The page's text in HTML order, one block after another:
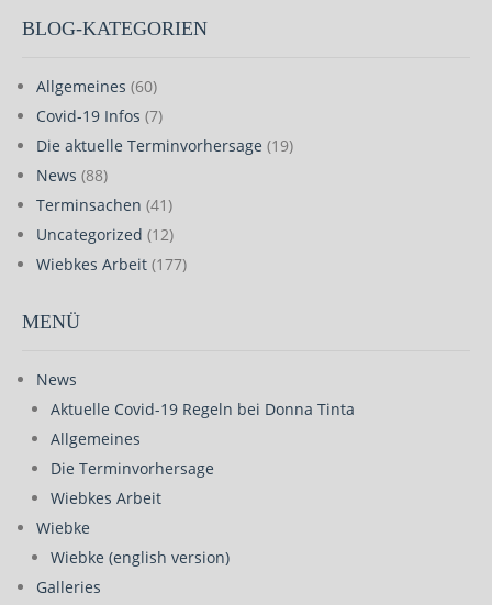
BLOG-KATEGORIEN
Allgemeines (60)
Covid-19 Infos (7)
Die aktuelle Terminvorhersage (19)
News (88)
Terminsachen (41)
Uncategorized (12)
Wiebkes Arbeit (177)
MENÜ
News
Aktuelle Covid-19 Regeln bei Donna Tinta
Allgemeines
Die Terminvorhersage
Wiebkes Arbeit
Wiebke
Wiebke (english version)
Galleries